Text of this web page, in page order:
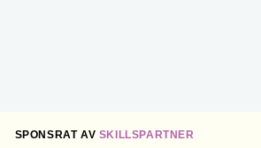
SPONSRAT AV SKILLSPARTNER